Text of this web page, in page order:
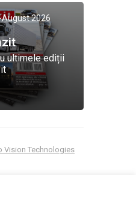
August 2026
ultimele ediții
Vision Technologies